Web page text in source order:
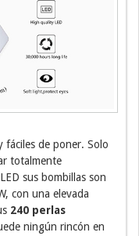
fáciles de poner. Solo
totalmente
sus bombillas son
con una elevada
240 perlas
ningún rincón en